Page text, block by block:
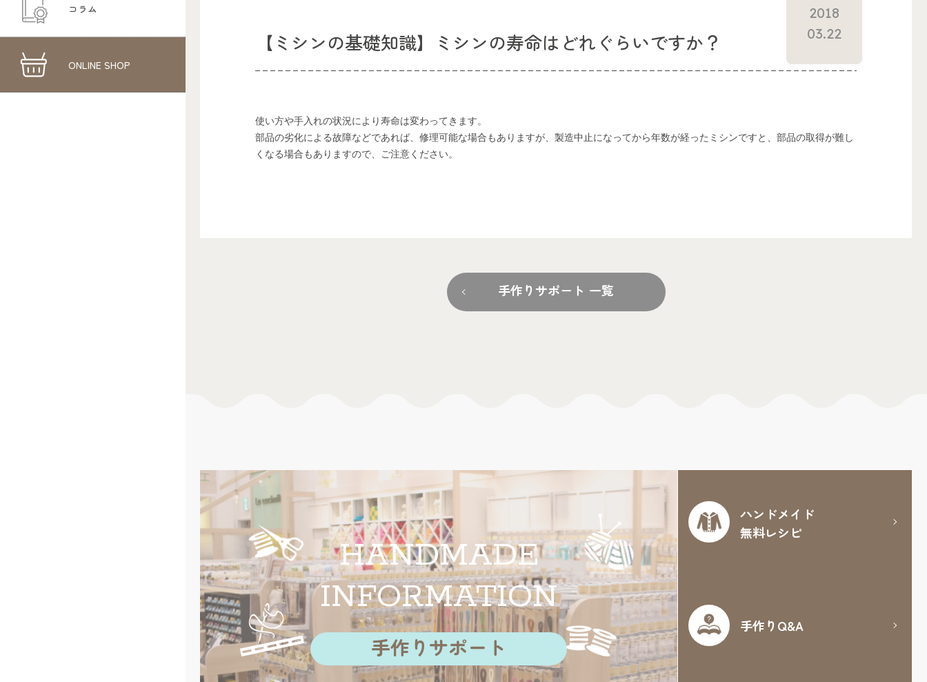
コラム
ONLINE SHOP
【ミシンの基礎知識】ミシンの寿命はどれぐらいですか？
2018
03.22
使い方や手入れの状況により寿命は変わってきます。
部品の劣化による故障などであれば、修理可能な場合もありますが、製造中止になってから年数が経ったミシンですと、部品の取得が難し
くなる場合もありますので、ご注意ください。
手作りサポート 一覧
HANDMADE
INFORMATION
手作りサポート
ハンドメイド
無料レシピ
手作りQ&A